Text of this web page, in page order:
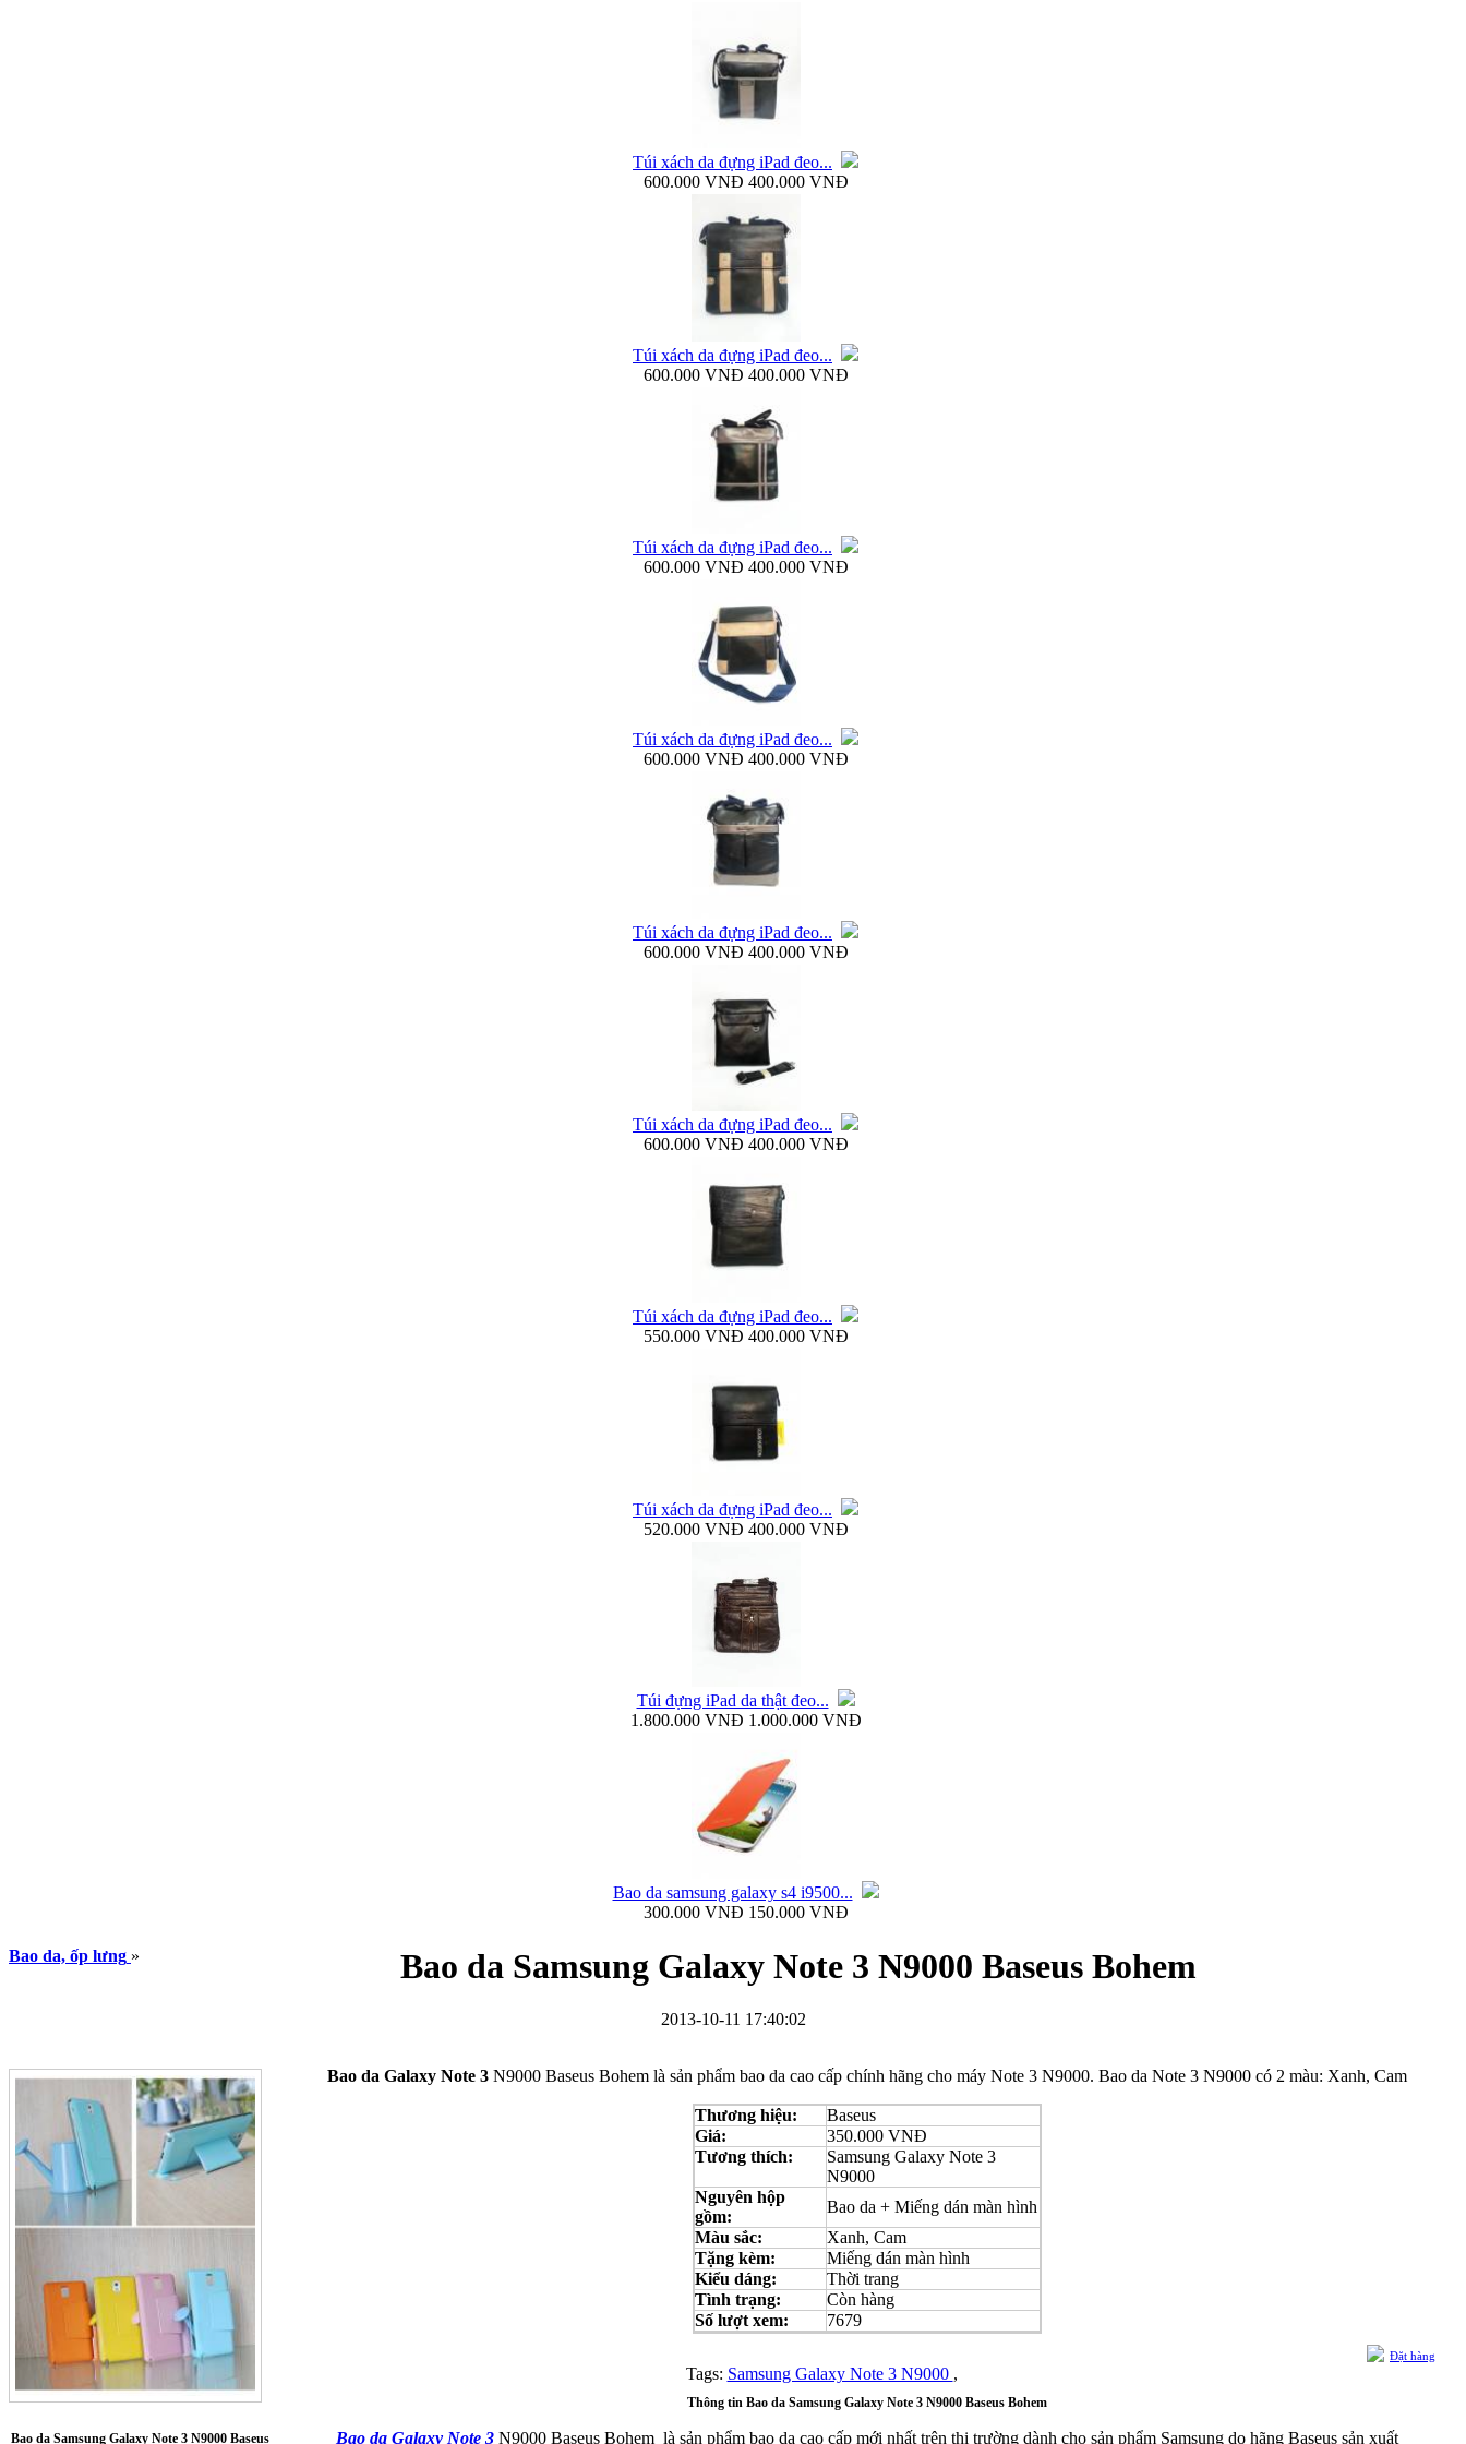
Bao da Galaxy Note 3 N900 mở ngang Zenus...
Nắp lưng Samsung Galaxy Note 3 N9000 Baseus...
Bao da Samsung Galaxy Note 3 N9000 Baseus Folio
Bao da Samsung Galaxy Note 3 N9000 mở ngang...
Dock sạc pin rời Samsung Galaxy S4 i9500...
Bao da Samsung Galaxy S4 mini Flip Cover i9190...
Túi đựng iPad da thật đeo chéo thời...
Ốp lưng samsung Galaxy S4 i9500 Baseus...
Ốp lưng silicon Samsung Galaxy S4 Baseus...
Ốp lưng Samsung Galaxy S4 i9500 Rock Naked...
Bao da Samsung Galaxy S3 Mini i8190 Flip Cover...
Ốp lưng HTC One M7 Nillkin
Ốp lưng Sony Xperia Z LT36i Nillkin
Túi xách da đựng iPad đeo...
600.000 VNĐ 400.000 VNĐ
Túi xách da đựng iPad đeo...
600.000 VNĐ 400.000 VNĐ
Túi xách da đựng iPad đeo...
600.000 VNĐ 400.000 VNĐ
Túi xách da đựng iPad đeo...
600.000 VNĐ 400.000 VNĐ
Túi xách da đựng iPad đeo...
600.000 VNĐ 400.000 VNĐ
Túi xách da đựng iPad đeo...
600.000 VNĐ 400.000 VNĐ
Túi xách da đựng iPad đeo...
550.000 VNĐ 400.000 VNĐ
Túi xách da đựng iPad đeo...
520.000 VNĐ 400.000 VNĐ
Túi đựng iPad da thật đeo...
1.800.000 VNĐ 1.000.000 VNĐ
Bao da samsung galaxy s4 i9500...
300.000 VNĐ 150.000 VNĐ
Bao da, ốp lưng » Bao da Samsung Galaxy Note 3 N9000 Baseus Bohem
2013-10-11 17:40:02
Bao da Samsung Galaxy Note 3 N9000 Baseus
Bao da Galaxy Note 3 N9000 Baseus Bohem là sản phẩm bao da cao cấp chính hãng cho máy Note 3 N9000. Bao da Note 3 N9000 có 2 màu: Xanh, Cam
Thương hiệu:
Baseus
Giá:
350.000 VNĐ
Tương thích:
Samsung Galaxy Note 3
N9000
Nguyên hộp
gồm:
Bao da + Miếng dán màn hình
Màu sắc:
Xanh, Cam
Tặng kèm:
Miếng dán màn hình
Kiểu dáng:
Thời trang
Tình trạng:
Còn hàng
Số lượt xem:
7679
Đặt hàng
Tags: Samsung Galaxy Note 3 N9000 ,
Thông tin Bao da Samsung Galaxy Note 3 N9000 Baseus Bohem
Bao da Galaxy Note 3N9000 Baseus Bohem là sản phẩm bao da cao cấp mới nhất trên thị trường dành cho sản phẩm Samsung do hãng Baseus sản xuất